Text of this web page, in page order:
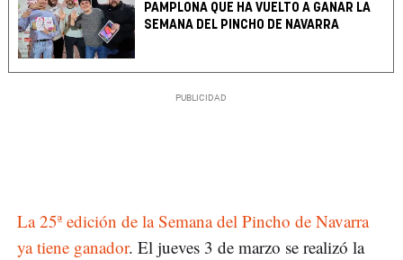
PAMPLONA QUE HA VUELTO A GANAR LA
SEMANA DEL PINCHO DE NAVARRA
La 25ª edición de la Semana del Pincho de Navarra
ya tiene ganador. El jueves 3 de marzo se realizó la